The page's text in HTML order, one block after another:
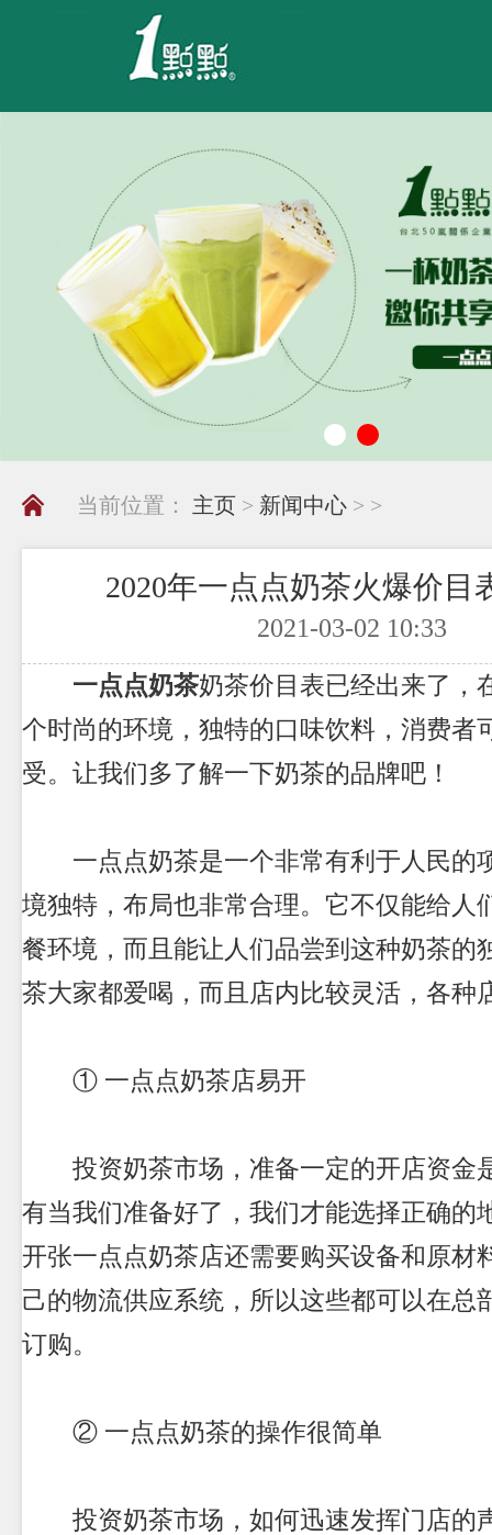
当前位置： 主页 > 新闻中心 > >
2020年一点点奶茶火爆价目
2021-03-02 10:33
一点点奶茶奶茶价目表已经出来了，
个时尚的环境，独特的口味饮料，消费者
受。让我们多了解一下奶茶的品牌吧！
一点点奶茶是一个非常有利于人民的
境独特，布局也非常合理。它不仅能给人
餐环境，而且能让人们品尝到这种奶茶的
茶大家都爱喝，而且店内比较灵活，各种
① 一点点奶茶店易开
投资奶茶市场，准备一定的开店资金
有当我们准备好了，我们才能选择正确的
开张一点点奶茶店还需要购买设备和原材
己的物流供应系统，所以这些都可以在总
订购。
② 一点点奶茶的操作很简单
投资奶茶市场，如何迅速发挥门店的